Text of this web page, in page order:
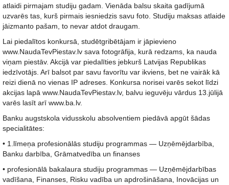
atlaidi pirmajam studiju gadam. Vienāda balsu skaita gadījumā
uzvarēs tas, kurš pirmais iesniedzis savu foto. Studiju maksas atlaide
jāizmanto pašam, to nevar atdot draugam.
Lai piedalītos konkursā, studētgribētājam ir jāpievieno
www.NaudaTevPiestav.lv sava fotogrāfija, kurā redzams, ka nauda
viņam piestāv. Akcijā var piedalīties jebkurš Latvijas Republikas
iedzīvotājs. Arī balsot par savu favorītu var ikviens, bet ne vairāk kā
reizi dienā no vienas IP adreses. Konkursa norisei varēs sekot līdzi
akcijas lapā www.NaudaTevPiestav.lv, balvu ieguvēju vārdus 13.jūlijā
varēs lasīt arī www.ba.lv.
Banku augstskola vidusskolu absolventiem piedāvā apgūt šādas
specialitātes:
• 1.līmeņa profesionālās studiju programmas — Uzņēmējdarbība,
Banku darbība, Grāmatvedība un finanses
• profesionālā bakalaura studiju programmas — Uzņēmējdarbības
vadīšana, Finanses, Risku vadība un apdrošināšana, Inovācijas un